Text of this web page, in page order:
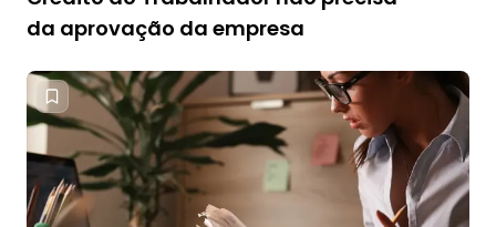
da aprovação da empresa